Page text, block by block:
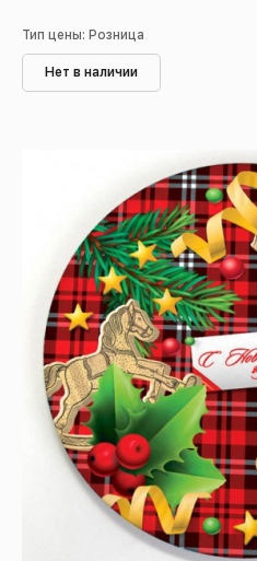
Тип цены: Розница
Нет в наличии